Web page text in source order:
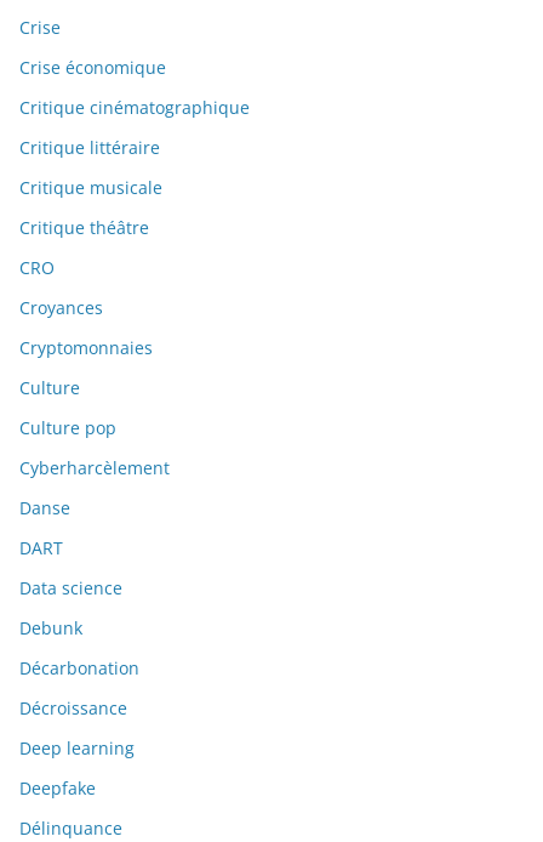
Crise
Crise économique
Critique cinématographique
Critique littéraire
Critique musicale
Critique théâtre
CRO
Croyances
Cryptomonnaies
Culture
Culture pop
Cyberharcèlement
Danse
DART
Data science
Debunk
Décarbonation
Décroissance
Deep learning
Deepfake
Délinquance